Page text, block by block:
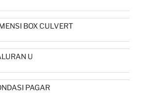
BOX CULVERT
U
PAGAR